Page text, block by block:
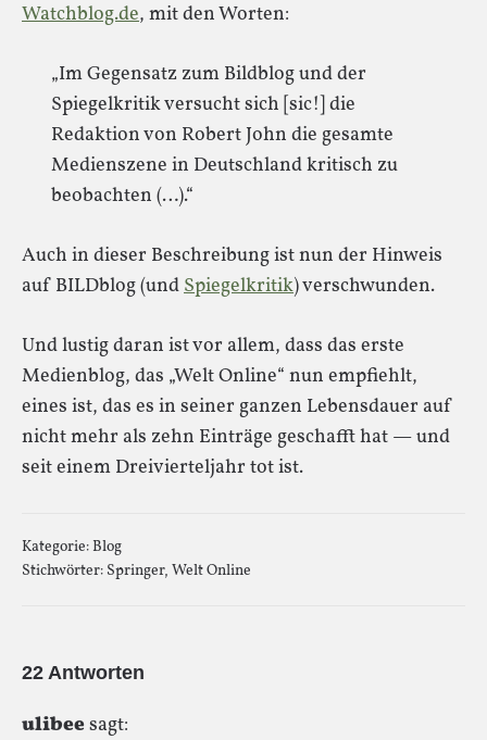
Watchblog.de, mit den Worten:
„Im Gegensatz zum Bildblog und der
Spiegelkritik versucht sich [sic!] die
Redaktion von Robert John die gesamte
Medienszene in Deutschland kritisch zu
beobachten (…).“
Auch in dieser Beschreibung ist nun der Hinweis
auf BILDblog (undSpiegelkritik) verschwunden.
Und lustig daran ist vor allem, dass das erste
Medienblog, das „Welt Online“ nun empfiehlt,
eines ist, das es in seiner ganzen Lebensdauer auf
nicht mehr als zehn Einträge geschafft hat — und
seit einem Dreivierteljahr tot ist.
Kategorie:Blog
Stichwörter: Springer, Welt Online
22 Antworten
ulibeesagt: